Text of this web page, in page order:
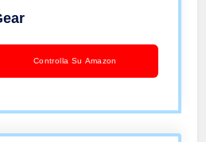
Sollievo dal
in Vita
Controlla Su Amazon